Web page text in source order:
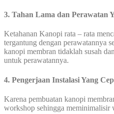
3. Tahan Lama dan Perawatan
Ketahanan Kanopi rata – rata
tergantung dengan perawatannya
kanopi membran tidaklah susah
untuk perawatannya.
4. Pengerjaan Instalasi Yang
Karena pembuatan kanopi
workshop sehingga meminimalisir